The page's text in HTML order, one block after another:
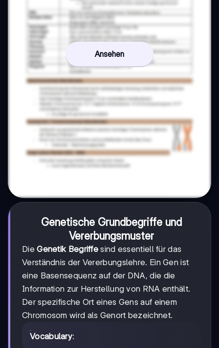
Ansehen
Genetische Grundbegriffe und
Vererbungsmuster
DieGenetik Begriffe sind essentiell für das
Verständnis der Vererbungslehre. Ein Gen ist
eine Basensequenz auf der DNA, die die
Information zur Herstellung von RNA enthält.
Der spezifische Ort eines Gens auf einem
Chromosom wird als Genort bezeichnet.
Vocabulary: